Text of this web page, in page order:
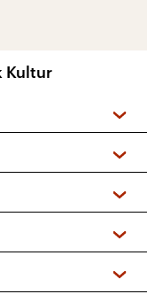
Kultur